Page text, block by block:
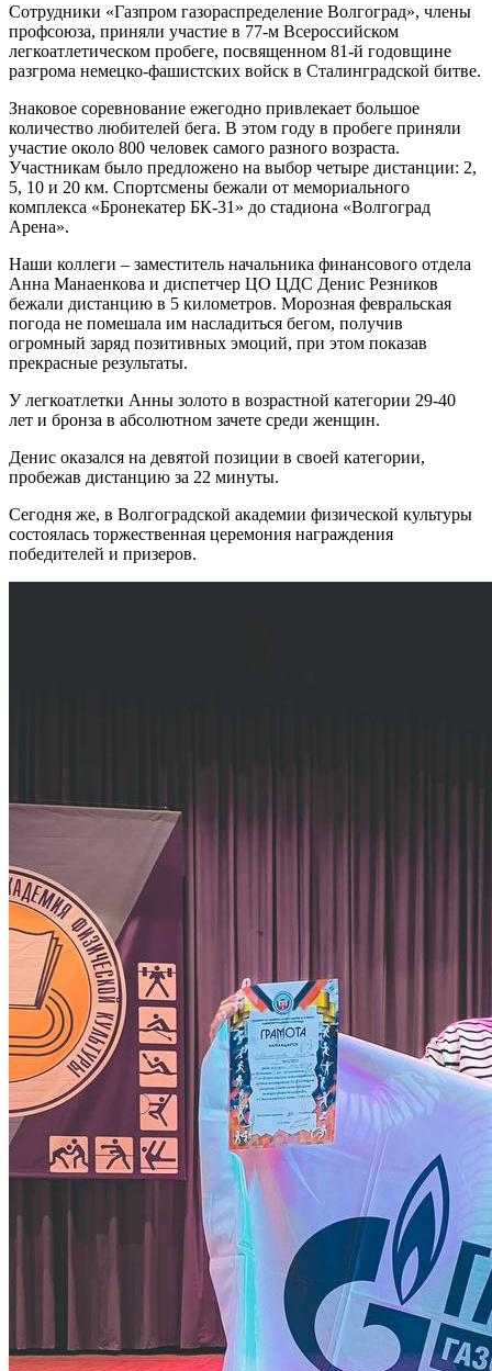
Сотрудники «Газпром газораспределение Волгоград», члены
профсоюза, приняли участие в 77-м Всероссийском
легкоатлетическом пробеге, посвященном 81-й годовщине
разгрома немецко-фашистских войск в Сталинградской битве.
Знаковое соревнование ежегодно привлекает большое
количество любителей бега. В этом году в пробеге приняли
участие около 800 человек самого разного возраста.
Участникам было предложено на выбор четыре дистанции: 2,
5, 10 и 20 км. Спортсмены бежали от мемориального
комплекса «Бронекатер БК-31» до стадиона «Волгоград
Арена».
Наши коллеги – заместитель начальника финансового отдела
Анна Манаенкова и диспетчер ЦО ЦДС Денис Резников
бежали дистанцию в 5 километров. Морозная февральская
погода не помешала им насладиться бегом, получив
огромный заряд позитивных эмоций, при этом показав
прекрасные результаты.
У легкоатлетки Анны золото в возрастной категории 29-40
лет и бронза в абсолютном зачете среди женщин.
Денис оказался на девятой позиции в своей категории,
пробежав дистанцию за 22 минуты.
Сегодня же, в Волгоградской академии физической культуры
состоялась торжественная церемония награждения
победителей и призеров.